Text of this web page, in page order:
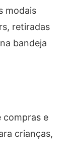
modais
retiradas
bandeja
compras e
crianças,